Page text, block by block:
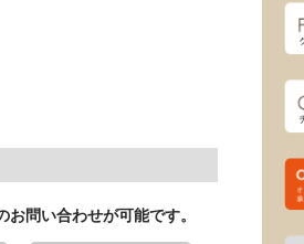
問い合わせが可能です。